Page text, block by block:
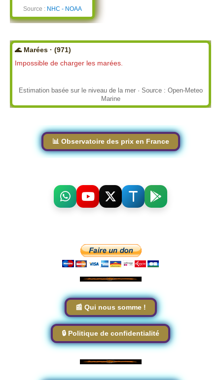
Source : NHC - NOAA
🌊 Marées · (971)
Impossible de charger les marées.
Estimation basée sur le niveau de la mer · Source : Open-Meteo
Marine
📊 Observatoire des prix en France
📰 Qui nous somme !
🔒 Politique de confidentialité